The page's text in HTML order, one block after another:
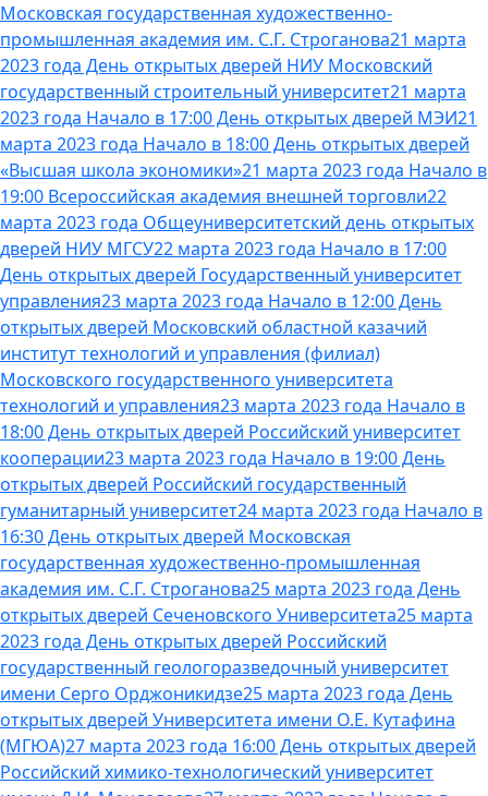
Московская государственная художественно-
промышленная академия им. С.Г. Строганова21 марта
2023 года День открытых дверей НИУ Московский
государственный строительный университет21 марта
2023 года Начало в 17:00 День открытых дверей МЭИ21
марта 2023 года Начало в 18:00 День открытых дверей
«Высшая школа экономики»21 марта 2023 года Начало в
19:00 Всероссийская академия внешней торговли22
марта 2023 года Общеуниверситетский день открытых
дверей НИУ МГСУ22 марта 2023 года Начало в 17:00
День открытых дверей Государственный университет
управления23 марта 2023 года Начало в 12:00 День
открытых дверей Московский областной казачий
институт технологий и управления (филиал)
Московского государственного университета
технологий и управления23 марта 2023 года Начало в
18:00 День открытых дверей Российский университет
кооперации23 марта 2023 года Начало в 19:00 День
открытых дверей Российский государственный
гуманитарный университет24 марта 2023 года Начало в
16:30 День открытых дверей Московская
государственная художественно-промышленная
академия им. С.Г. Строганова25 марта 2023 года День
открытых дверей Сеченовского Университета25 марта
2023 года День открытых дверей Российский
государственный геологоразведочный университет
имени Серго Орджоникидзе25 марта 2023 года День
открытых дверей Университета имени О.Е. Кутафина
(МГЮА)27 марта 2023 года 16:00 День открытых дверей
Российский химико-технологический университет